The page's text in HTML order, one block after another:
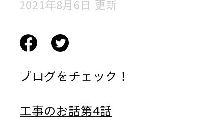
2021年8月6日 更新
ブログをチェック！
工事のお話第4話